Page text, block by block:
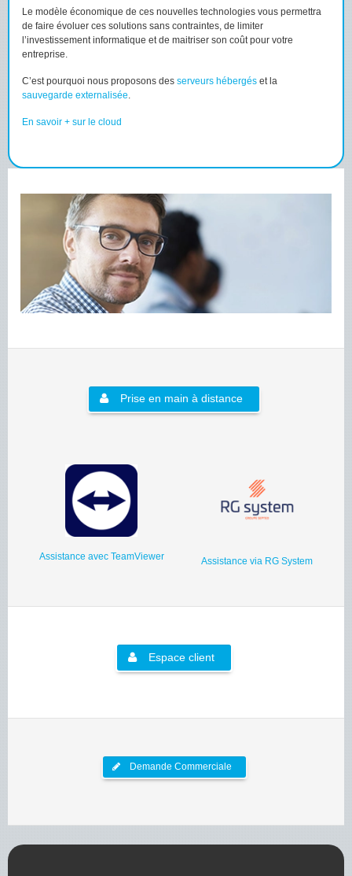
Le modèle économique de ces nouvelles technologies vous permettra
de faire évoluer ces solutions sans contraintes, de limiter
l’investissement informatique et de maitriser son coût pour votre
entreprise.
C’est pourquoi nous proposons des serveurs hébergés et la
sauvegarde externalisée.
En savoir + sur le cloud
Prise en main à distance
Assistance avec TeamViewer Assistance via RG System
Espace client
Demande Commerciale